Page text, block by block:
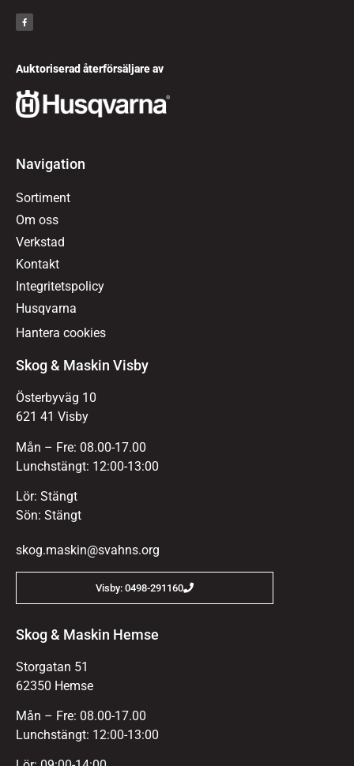
Auktoriserad återförsäljare av
Navigation
Sortiment
Om oss
Verkstad
Kontakt
Integritetspolicy
Husqvarna
Hantera cookies
Skog & Maskin Visby
Österbyväg 10
621 41 Visby
Mån – Fre: 08.00-17.00
Lunchstängt: 12:00-13:00
Lör: Stängt
Sön: Stängt
skog.maskin@svahns.org
Visby: 0498-291160
Skog & Maskin Hemse
Storgatan 51
62350 Hemse
Mån – Fre: 08.00-17.00
Lunchstängt: 12:00-13:00